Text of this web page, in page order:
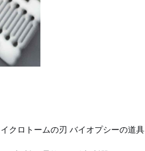
クロトームの刃 バイオプシーの道具